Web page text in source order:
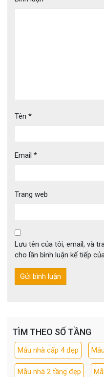
Tên *
Email *
Trang web
Lưu tên của tôi, email, và
cho lần bình luận kế tiếp
TÌM THEO SỐ TẦNG
Mẫu nhà cấp 4 đẹp
Mẫu nhà 2 tầng đẹp